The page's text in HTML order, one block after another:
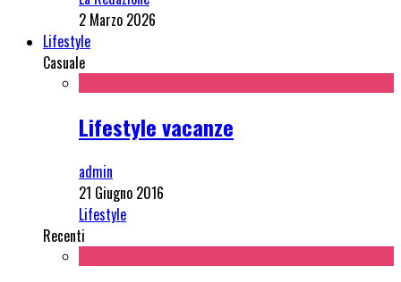
2 Marzo 2026
Lifestyle
Casuale
Lifestyle vacanze
admin
21 Giugno 2016
Lifestyle
Recenti